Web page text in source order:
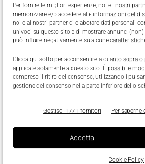
Per fornire le migliori esperienze, noi e i nostri
memorizzare e/o accedere alle informazioni del
noi e ai nostri partner di elaborare dati personali
univoci su questo sito e di mostrare annunci
può influire negativamente su alcune
Clicca qui sotto per acconsentire a quanto sopra
applicate solamente a questo sito. È possibile
compreso il ritiro del consenso, utilizzando i
gestione del consenso nella parte inferiore dello
Gestisci 1771 fornitori Per saperne
Accetta
Cookie Policy